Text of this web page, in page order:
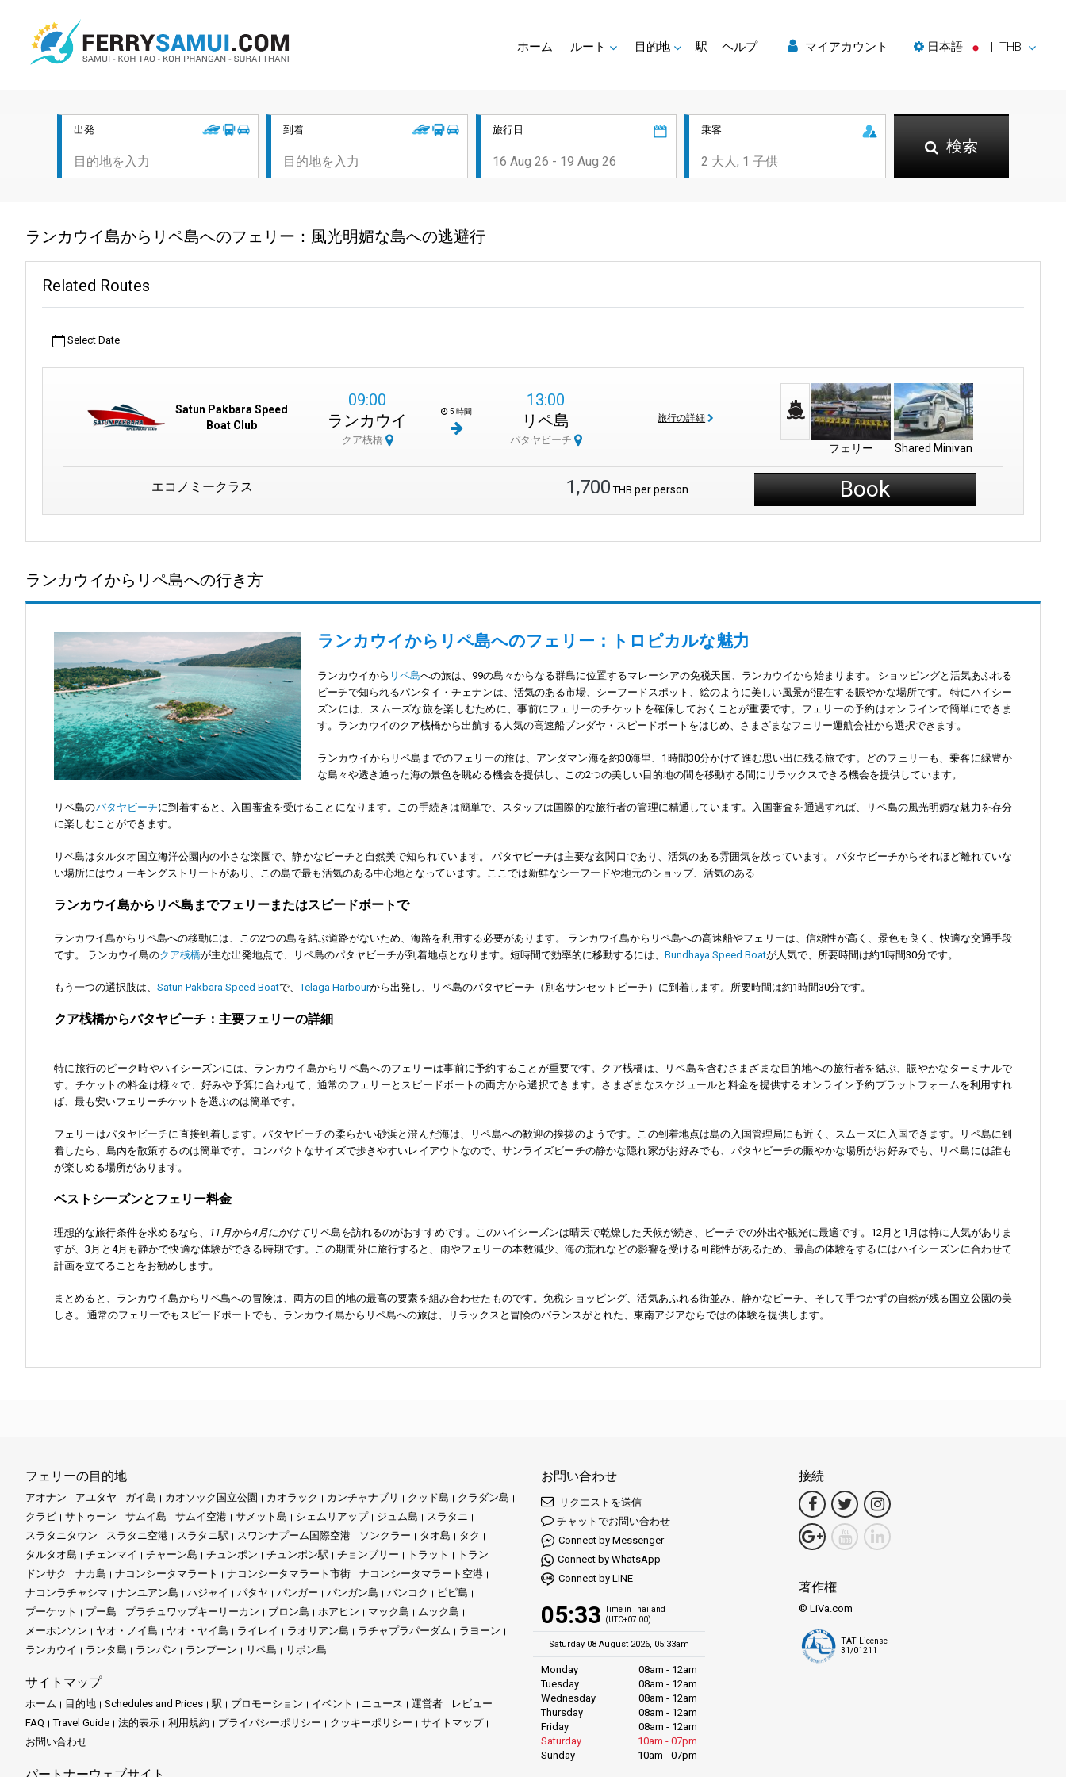
ホーム ルート 目的地 駅 ヘルプ マイアカウント 日本語 | THB
出発 到着 旅行日 乗客
検索
ランカウイ島からリペ島へのフェリー：風光明媚な島への逃避行
Related Routes
Select Date
Satun Pakbara Speed
Boat Club
09:00
ランカウイ
クア桟橋
5 時間
13:00
リペ島
パタヤビーチ
旅行の詳細
フェリー Shared Minivan
エコノミークラス 1,700 THB per person Book
ランカウイからリペ島への行き方
ランカウイからリペ島へのフェリー：トロピカルな魅力
ランカウイから リペ島への旅は、99の島々からなる群島に位置するマレーシアの免税天国、ランカウイから始まります。 ショッピングと活気あふれる
ビーチで知られるパンタイ・チェナンは、活気のある市場、シーフードスポット、絵のように美しい風景が混在する賑やかな場所です。 特にハイシー
ズンには、スムーズな旅を楽しむために、事前にフェリーのチケットを確保しておくことが重要です。フェリーの予約はオンラインで簡単にできま
す。ランカウイのクア桟橋から出航する人気の高速船ブンダヤ・スピードボートをはじめ、さまざまなフェリー運航会社から選択できます。
ランカウイからリペ島までのフェリーの旅は、アンダマン海を約30海里、1時間30分かけて進む思い出に残る旅です。どのフェリーも、乗客に緑豊か
な島々や透き通った海の景色を眺める機会を提供し、この2つの美しい目的地の間を移動する間にリラックスできる機会を提供しています。
リペ島のパタヤビーチに到着すると、入国審査を受けることになります。この手続きは簡単で、スタッフは国際的な旅行者の管理に精通しています。入国審査を通過すれば、リペ島の風光明媚な魅力を存分
に楽しむことができます。
リペ島はタルタオ国立海洋公園内の小さな楽園で、静かなビーチと自然美で知られています。 パタヤビーチは主要な玄関口であり、活気のある雰囲気を放っています。 パタヤビーチからそれほど離れていな
い場所にはウォーキングストリートがあり、この島で最も活気のある中心地となっています。ここでは新鮮なシーフードや地元のショップ、活気のある
ランカウイ島からリペ島までフェリーまたはスピードボートで
ランカウイ島からリペ島への移動には、この2つの島を結ぶ道路がないため、海路を利用する必要があります。 ランカウイ島からリペ島への高速船やフェリーは、信頼性が高く、景色も良く、快適な交通手段
です。 ランカウイ島のクア桟橋が主な出発地点で、リペ島のパタヤビーチが到着地点となります。短時間で効率的に移動するには、 Bundhaya Speed Boatが人気で、所要時間は約1時間30分です。
もう一つの選択肢は、 Satun Pakbara Speed Boatで、Telaga Harbourから出発し、リペ島のパタヤビーチ（別名サンセットビーチ）に到着します。所要時間は約1時間30分です。
クア桟橋からパタヤビーチ：主要フェリーの詳細
特に旅行のピーク時やハイシーズンには、ランカウイ島からリペ島へのフェリーは事前に予約することが重要です。クア桟橋は、リペ島を含むさまざまな目的地への旅行者を結ぶ、賑やかなターミナルで
す。チケットの料金は様々で、好みや予算に合わせて、通常のフェリーとスピードボートの両方から選択できます。さまざまなスケジュールと料金を提供するオンライン予約プラットフォームを利用すれ
ば、最も安いフェリーチケットを選ぶのは簡単です。
フェリーはパタヤビーチに直接到着します。パタヤビーチの柔らかい砂浜と澄んだ海は、リペ島への歓迎の挨拶のようです。この到着地点は島の入国管理局にも近く、スムーズに入国できます。リペ島に到
着したら、島内を散策するのは簡単です。コンパクトなサイズで歩きやすいレイアウトなので、サンライズビーチの静かな隠れ家がお好みでも、パタヤビーチの賑やかな場所がお好みでも、リペ島には誰も
が楽しめる場所があります。
ベストシーズンとフェリー料金
理想的な旅行条件を求めるなら、 11月から4月にかけてリペ島を訪れるのがおすすめです。このハイシーズンは晴天で乾燥した天候が続き、ビーチでの外出や観光に最適です。12月と1月は特に人気がありま
すが、3月と4月も静かで快適な体験ができる時期です。この期間外に旅行すると、雨やフェリーの本数減少、海の荒れなどの影響を受ける可能性があるため、最高の体験をするにはハイシーズンに合わせて
計画を立てることをお勧めします。
まとめると、ランカウイ島からリペ島への冒険は、両方の目的地の最高の要素を組み合わせたものです。免税ショッピング、活気あふれる街並み、静かなビーチ、そして手つかずの自然が残る国立公園の美
しさ。 通常のフェリーでもスピードボートでも、ランカウイ島からリペ島への旅は、リラックスと冒険のバランスがとれた、東南アジアならではの体験を提供します。
フェリーの目的地
アオナン アユタヤ ガイ島 カオソック国立公園 カオラック カンチャナブリ クッド島
クラダン島
クラビ
サトゥーン サムイ島 サムイ空港 サメット島 シェムリアップ ジュム島
スラタニ
スラタニタウン
スラタニ空港 スラタニ駅 スワンナプーム国際空港 ソンクラー タオ島
タク
タルタオ島
チェンマイ チャーン島 チュンポン チュンポン駅 チョンブリー トラット
トラン
ドンサク
ナカ島 ナコンシータマラート ナコンシータマラート市街
ナコンシータマラート空港
ナコンラチャシマ
ナンユアン島 ハジャイ パタヤ パンガー パンガン島 バンコク
ピピ島
プーケット
プー島 プラチュワップキーリーカン ブロン島 ホアヒン マック島
ムック島
メーホンソン
ヤオ・ノイ島 ヤオ・ヤイ島 ライレイ ラオリアン島 ラチャプラパーダム
ラヨーン
ランカウイ
ランタ島 ランパン ランプーン リペ島 リボン島
サイトマップ
ホーム 目的地 Schedules and Prices 駅 プロモーション イベント ニュース 運営者
レビュー
FAQ
Travel Guide 法的表示 利用規約 プライバシーポリシー クッキーポリシー
サイトマップ
お問い合わせ
お問い合わせ
リクエストを送信
チャットでお問い合わせ
Connect by Messenger
Connect by WhatsApp
Connect by LINE
05:33 Time in Thailand
(UTC+07:00)
Saturday 08 August 2026, 05:33am
Monday
08am - 12am
Tuesday
08am - 12am
Wednesday
08am - 12am
Thursday
08am - 12am
Friday
08am - 12am
Saturday
10am - 07pm
Sunday
10am - 07pm
接続
著作権
© LiVa.com
TAT License
31/01211